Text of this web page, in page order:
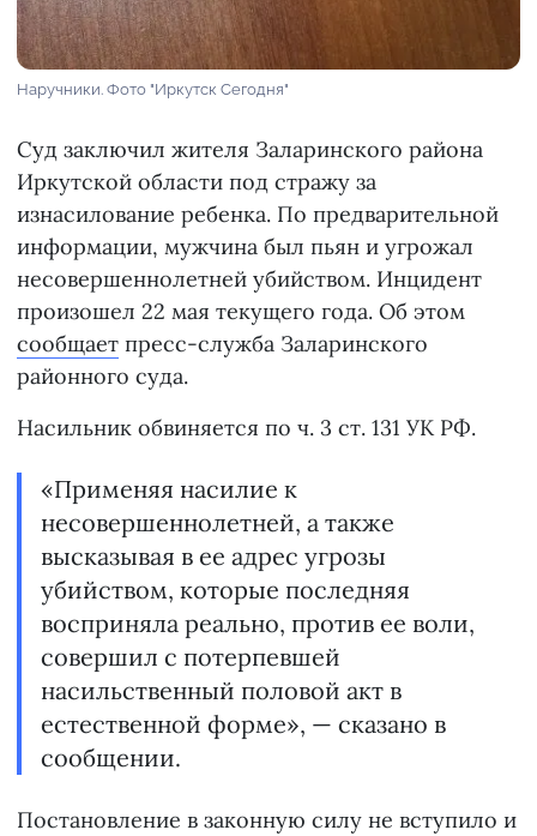
Наручники. Фото "Иркутск Сегодня"
Суд заключил жителя Заларинского района
Иркутской области под стражу за
изнасилование ребенка. По предварительной
информации, мужчина был пьян и угрожал
несовершеннолетней убийством. Инцидент
произошел 22 мая текущего года. Об этом
сообщает пресс-служба Заларинского
районного суда.
Насильник обвиняется по ч. 3 ст. 131 УК РФ.
«Применяя насилие к
несовершеннолетней, а также
высказывая в ее адрес угрозы
убийством, которые последняя
восприняла реально, против ее воли,
совершил с потерпевшей
насильственный половой акт в
естественной форме», — сказано в
сообщении.
Постановление в законную силу не вступило и